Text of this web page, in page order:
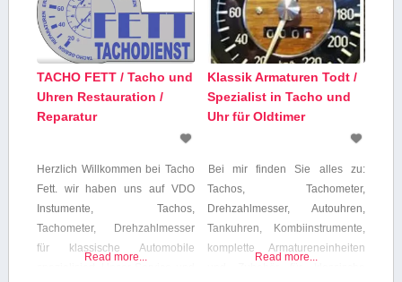
TACHO FETT / Tacho und
Uhren Restauration /
Reparatur
Herzlich Willkommen bei Tacho
Fett. wir haben uns auf VDO
Instumente, Tachos,
Tachometer, Drehzahlmesser
für klassische Automobile
Read more...
Klassik Armaturen Todt /
Spezialist in Tacho und
Uhr für Oldtimer
Bei mir finden Sie alles zu:
Tachos, Tachometer,
Drehzahlmesser, Autouhren,
Tankuhren, Kombiinstrumente,
komplette Armatureneinheiten
Read more...